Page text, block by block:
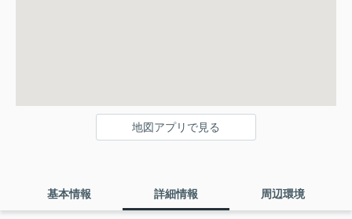
地図アプリで見る
基本情報 詳細情報 周辺環境